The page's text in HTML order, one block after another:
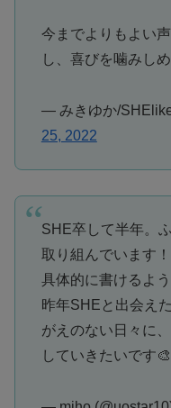
今までよりもよい
し、喜びを噛みし
— みきゆか/
25, 2022
SHE卒して半年。
取り組んでいます
具体的に書けるよ
昨年SHEと出会え
がえのない日々に
していきたいです